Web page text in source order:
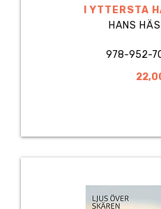
I YTTERSTA
HANS
978-952-